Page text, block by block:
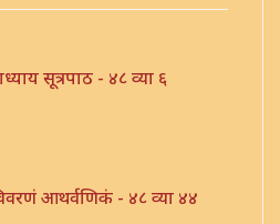
सूत्रपाठ - ४८ व्या ६
आथर्वणिकं - ४८ व्या ४४